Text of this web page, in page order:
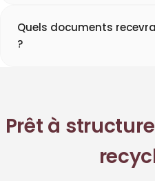
Quels documents
?
Prêt à